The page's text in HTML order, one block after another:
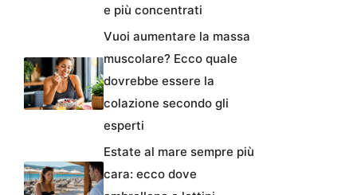
e più concentrati
Vuoi aumentare la massa
muscolare? Ecco quale
dovrebbe essere la
colazione secondo gli
esperti
Estate al mare sempre più
cara: ecco dove